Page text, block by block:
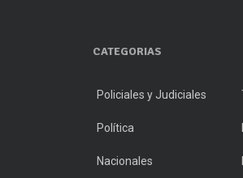
CATEGORIAS
Policiales y Judiciales
Política
Nacionales